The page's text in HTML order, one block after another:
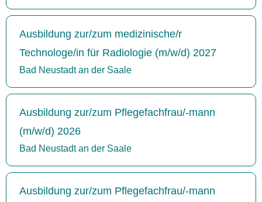
Ausbildung zur/zum medizinische/r
Technologe/in für Radiologie (m/w/d) 2027
Bad Neustadt an der Saale
Ausbildung zur/zum Pflegefachfrau/-mann
(m/w/d) 2026
Bad Neustadt an der Saale
Ausbildung zur/zum Pflegefachfrau/-mann